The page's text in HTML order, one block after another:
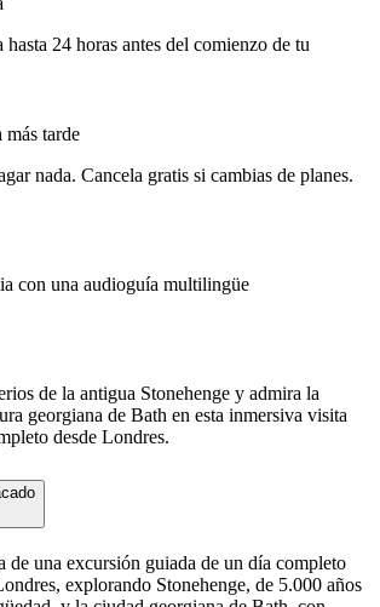
24 horas antes del comienzo de tu
más tarde
nada. Cancela gratis si cambias de planes.
con una audioguía multilingüe
de la antigua Stonehenge y admira la
georgiana de Bath en esta inmersiva visita
desde Londres.
de una excursión guiada de un día completo
explorando Stonehenge, de 5.000 años